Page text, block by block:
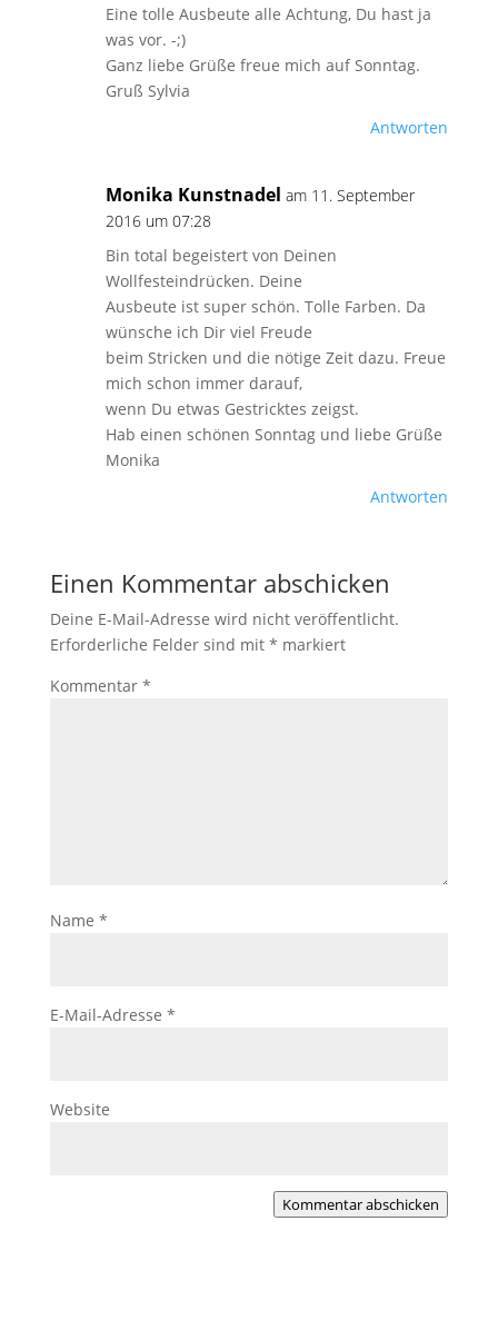
Eine tolle Ausbeute alle Achtung, Du hast ja
was vor. -;)
Ganz liebe Grüße freue mich auf Sonntag.
Gruß Sylvia
Antworten
Monika Kunstnadel am 11. September
2016 um 07:28
Bin total begeistert von Deinen
Wollfesteindrücken. Deine
Ausbeute ist super schön. Tolle Farben. Da
wünsche ich Dir viel Freude
beim Stricken und die nötige Zeit dazu. Freue
mich schon immer darauf,
wenn Du etwas Gestricktes zeigst.
Hab einen schönen Sonntag und liebe Grüße
Monika
Antworten
Einen Kommentar abschicken
Deine E-Mail-Adresse wird nicht veröffentlicht.
Erforderliche Felder sind mit * markiert
Kommentar *
Name *
E-Mail-Adresse *
Website
Kommentar abschicken